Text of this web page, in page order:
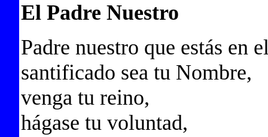
El Padre Nuestro
Padre nuestro que estás en
santificado sea tu Nombre,
venga tu reino,
hágase tu voluntad,